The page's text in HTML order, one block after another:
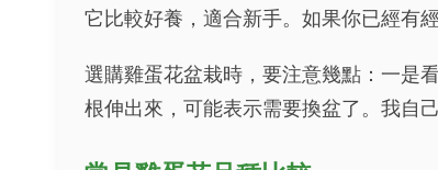
它比較好養，適合新手。如果你已經有
選購雞蛋花盆栽時，要注意幾點：一是
根伸出來，可能表示需要換盆了。我自